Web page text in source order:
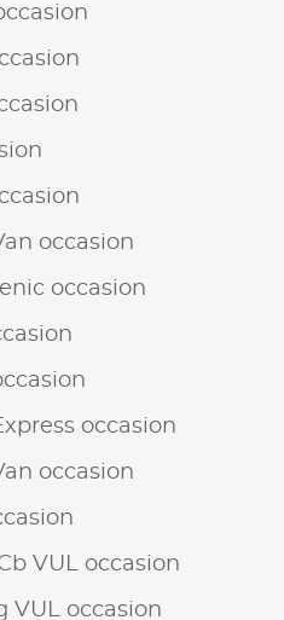
occasion
occasion
occasion
occasion
VUL occasion
VUL occasion